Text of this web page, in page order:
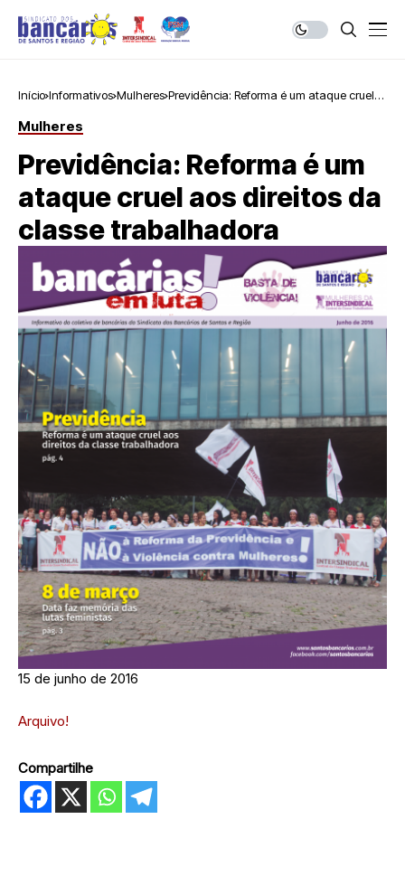
Início Informativos Mulheres Previdência: Reforma é um ataque cruel
Mulheres
Previdência: Reforma é um
ataque cruel aos direitos da
classe trabalhadora
15 de junho de 2016
Arquivo!
Compartilhe